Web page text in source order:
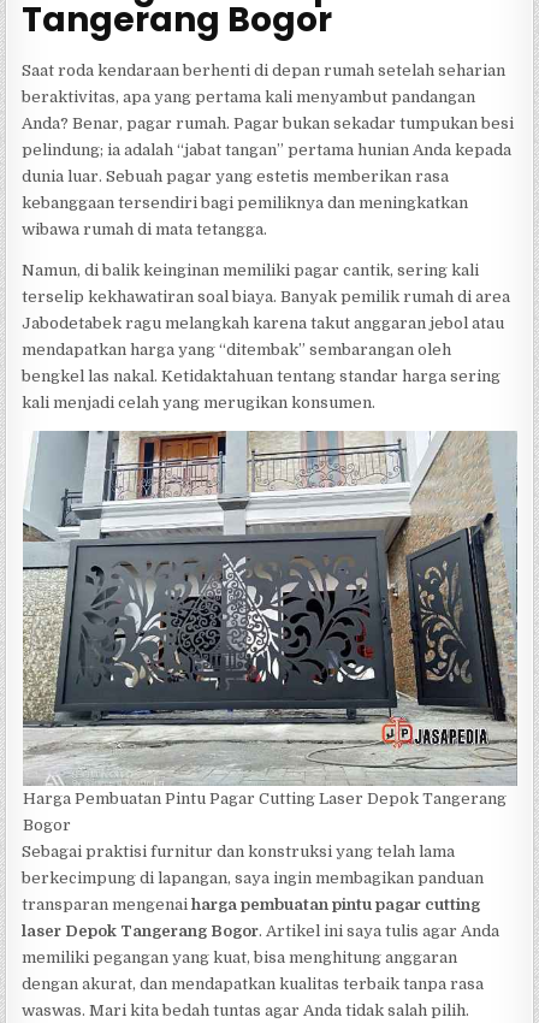
Tangerang Bogor
Saat roda kendaraan berhenti di depan rumah setelah seharian
beraktivitas, apa yang pertama kali menyambut pandangan
Anda? Benar, pagar rumah. Pagar bukan sekadar tumpukan besi
pelindung; ia adalah “jabat tangan” pertama hunian Anda kepada
dunia luar. Sebuah pagar yang estetis memberikan rasa
kebanggaan tersendiri bagi pemiliknya dan meningkatkan
wibawa rumah di mata tetangga.
Namun, di balik keinginan memiliki pagar cantik, sering kali
terselip kekhawatiran soal biaya. Banyak pemilik rumah di area
Jabodetabek ragu melangkah karena takut anggaran jebol atau
mendapatkan harga yang “ditembak” sembarangan oleh
bengkel las nakal. Ketidaktahuan tentang standar harga sering
kali menjadi celah yang merugikan konsumen.
Harga Pembuatan Pintu Pagar Cutting Laser Depok Tangerang
Bogor
Sebagai praktisi furnitur dan konstruksi yang telah lama
berkecimpung di lapangan, saya ingin membagikan panduan
transparan mengenaiharga pembuatan pintu pagar cutting
laser Depok Tangerang Bogor. Artikel ini saya tulis agar Anda
memiliki pegangan yang kuat, bisa menghitung anggaran
dengan akurat, dan mendapatkan kualitas terbaik tanpa rasa
waswas. Mari kita bedah tuntas agar Anda tidak salah pilih.